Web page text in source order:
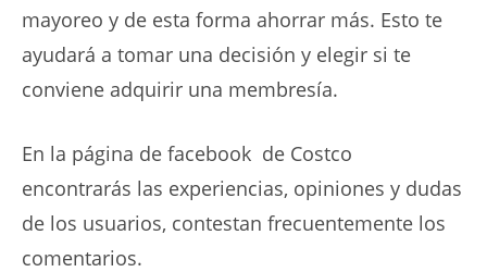
mayoreo y de esta forma ahorrar más. Esto te
ayudará a tomar una decisión y elegir si te
conviene adquirir una membresía.
En la página de facebook de Costco
encontrarás las experiencias, opiniones y dudas
de los usuarios, contestan frecuentemente los
comentarios.